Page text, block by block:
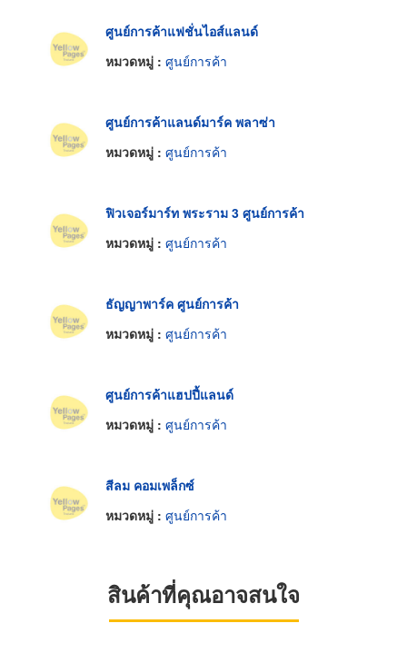
ศูนย์การค้าแฟชั่นไอส์แลนด์
หมวดหมู่ : ศูนย์การค้า
ศูนย์การค้าแลนด์มาร์ค พลาซ่า
หมวดหมู่ : ศูนย์การค้า
ฟิวเจอร์มาร์ท พระราม 3 ศูนย์การค้า
หมวดหมู่ : ศูนย์การค้า
ธัญญาพาร์ค ศูนย์การค้า
หมวดหมู่ : ศูนย์การค้า
ศูนย์การค้าแฮปปี้แลนด์
หมวดหมู่ : ศูนย์การค้า
สีลม คอมเพล็กซ์
หมวดหมู่ : ศูนย์การค้า
สินค้าที่คุณอาจสนใจ